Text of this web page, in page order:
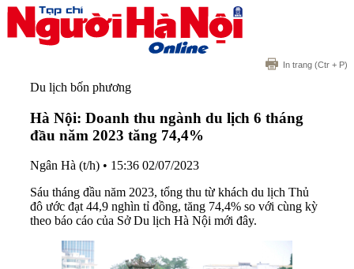
In trang (Ctr + P)
Du lịch bốn phương
Hà Nội: Doanh thu ngành du lịch 6 tháng
đầu năm 2023 tăng 74,4%
Ngân Hà (t/h) • 15:36 02/07/2023
Sáu tháng đầu năm 2023, tổng thu từ khách du lịch Thủ
đô ước đạt 44,9 nghìn tỉ đồng, tăng 74,4% so với cùng kỳ
theo báo cáo của Sở Du lịch Hà Nội mới đây.